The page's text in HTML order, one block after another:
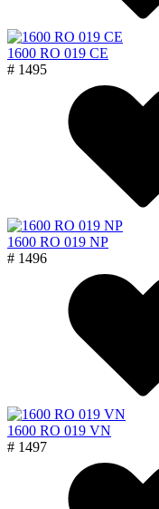
1600 RO 019 CE
# 1495
1600 RO 019 NP
# 1496
1600 RO 019 VN
# 1497